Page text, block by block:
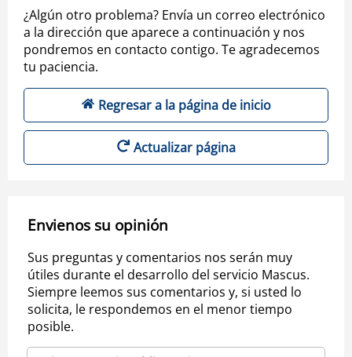
¿Algún otro problema? Envía un correo electrónico
a la dirección que aparece a continuación y nos
pondremos en contacto contigo. Te agradecemos
tu paciencia.
Regresar a la página de inicio
Actualizar página
Envienos su opinión
Sus preguntas y comentarios nos serán muy
útiles durante el desarrollo del servicio Mascus.
Siempre leemos sus comentarios y, si usted lo
solicita, le respondemos en el menor tiempo
posible.